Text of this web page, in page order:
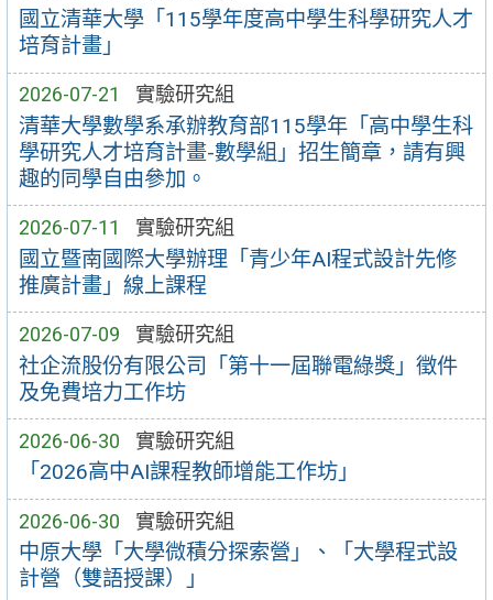
國立清華大學「115學年度高中學生科學研究人才
培育計畫」
2026-07-21 實驗研究組
清華大學數學系承辦教育部115學年「高中學生科
學研究人才培育計畫-數學組」招生簡章，請有興
趣的同學自由參加。
2026-07-11 實驗研究組
國立暨南國際大學辦理「青少年AI程式設計先修
推廣計畫」線上課程
2026-07-09 實驗研究組
社企流股份有限公司「第十一屆聯電綠獎」徵件
及免費培力工作坊
2026-06-30 實驗研究組
「2026高中AI課程教師增能工作坊」
2026-06-30 實驗研究組
中原大學「大學微積分探索營」、「大學程式設
計營（雙語授課）」